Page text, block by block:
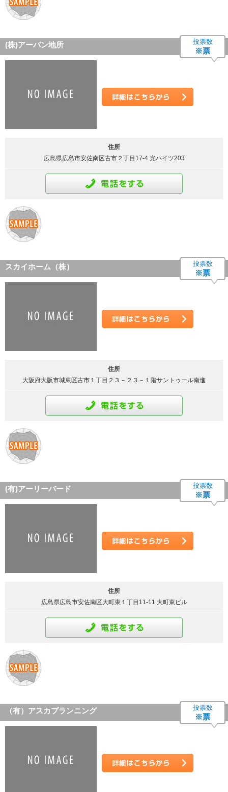
(株)アーバン地所 投票数
※票
住所
広島県広島市安佐南区古市２丁目17-4 光ハイツ203
スカイホーム（株） 投票数
※票
住所
大阪府大阪市城東区古市１丁目２３－２３－１階サントゥール南進
(有)アーリーバード 投票数
※票
住所
広島県広島市安佐南区大町東１丁目11-11 大町東ビル
（有）アスカプランニング 投票数
※票